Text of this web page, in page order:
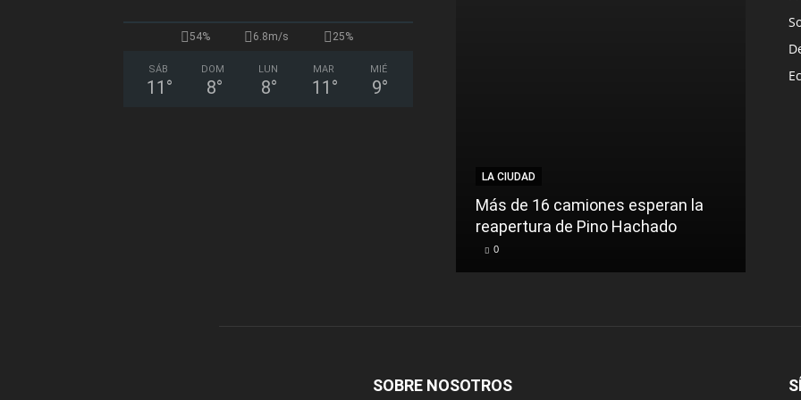
54% 6.8m/s 25%
SÁB
11 °
DOM
8°
LUN
8°
MAR
11 °
MIÉ
9°
LA CIUDAD
Más de 16 camiones esperan la
reapertura de Pino Hachado
0
SOBRE NOSOTROS